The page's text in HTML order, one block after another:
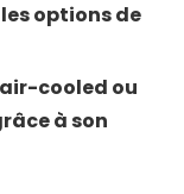
options de
cooled ou
à son